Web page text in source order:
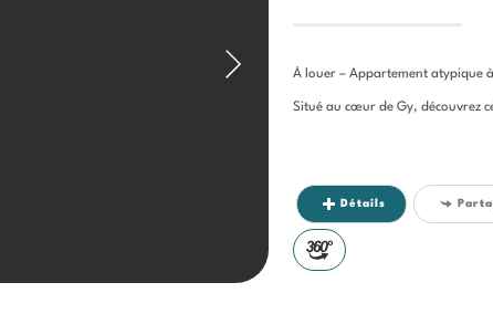
À louer – Appartement atypique
Situé au cœur de Gy, découvrez
Détails